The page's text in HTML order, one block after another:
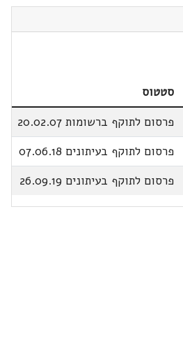
סטטוס
פרסום לתוקף ברשומות 20.02.07
פרסום לתוקף בעיתונים 07.06.18
פרסום לתוקף בעיתונים 26.09.19